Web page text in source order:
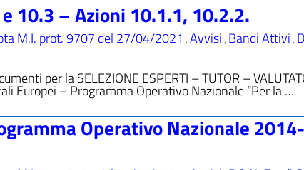
10.3 – Azioni 10.1.1, 10.2.2.
M.I. prot. 9707 del 27/04/2021 ,Avvisi, Bandi Attivi,
per la SELEZIONE ESPERTI – TUTOR –
Europei – Programma Operativo Nazionale “Per la …
Operativo Nazionale